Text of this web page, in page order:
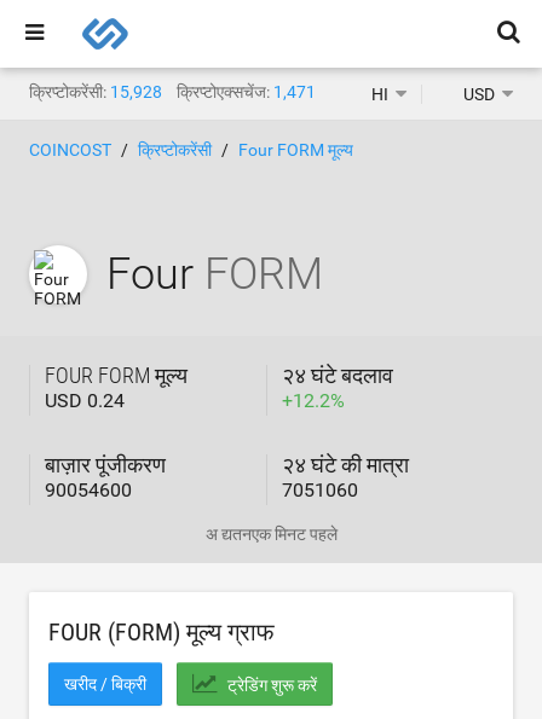
क्रिप्टोकरेंसी: 15,928 क्रिप्टोएक्सचेंज: 1,471 HI USD
COINCOST क्रिप्टोकरेंसी Four FORM मूल्य
Four FORM
FOUR FORM मूल्य
USD 0.24
२४ घंटे बदलाव
+12.2%
बाज़ार पूंजीकरण
90054600
२४ घंटे की मात्रा
7051060
अ द्यतनएक मिनट पहले
FOUR (FORM) मूल्य ग्राफ
खरीद / बिक्री ट्रेडिंग शुरू करें